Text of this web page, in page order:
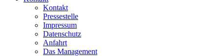
Kontakt
Pressestelle
Impressum
Datenschutz
Anfahrt
Das Management